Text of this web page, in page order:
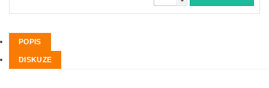
POPIS
DISKUZE